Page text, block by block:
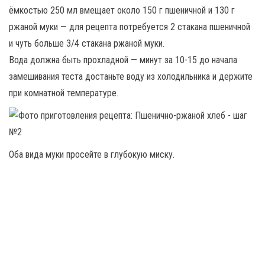
ёмкостью 250 мл вмещает около 150 г пшеничной и 130 г
ржаной муки — для рецепта потребуется 2 стакана пшеничной
и чуть больше 3/4 стакана ржаной муки.
Вода должна быть прохладной — минут за 10-15 до начала
замешивания теста достаньте воду из холодильника и держите
при комнатной температуре.
Оба вида муки просейте в глубокую миску.